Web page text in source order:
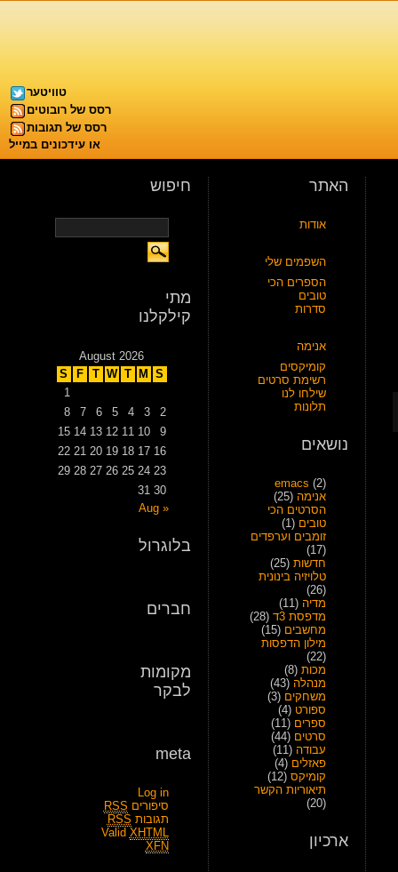
טוויטער
רסס של רובוטים
רסס של תגובות
או עידכונים במייל
האתר
אודות
השפמים שלי
הספרים הכי
טובים
סדרות
אנימה
קומיקסים
רשימת סרטים
שילחו לנו
תלונות
נושאים
emacs (2)
אנימה (25)
הסרטים הכי
טובים (1)
זומבים וערפדים
(17)
חדשות (25)
טלויזיה בינונית
(26)
מדיה (11)
מדפסת 3ד
(28)
מחשבים (15)
מילון הדפסות
(22)
מכות (8)
מנהלה (43)
משחקים (3)
ספורט (4)
ספרים (11)
סרטים (44)
עבודה (11)
פאזלים (4)
קומיקס (12)
תיאוריות הקשר
(20)
ארכיון
חיפוש
מתי
קילקלנו
August 2026
S
M
T
W
T
F
S
1
2
3
4
5
6
7
8
9
10
11
12
13
14
15
16
17
18
19
20
21
22
23
24
25
26
27
28
29
30
31
« Aug
בלוגרול
חברים
מקומות
לבקר
meta
Log in
סיפורים RSS
תגובות RSS
Valid XHTML
XFN